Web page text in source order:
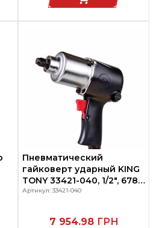
Пневматический
гайковерт ударный KING
TONY 33421-040, 1/2", 678
Нм
Артикул: 33421-040
7 954.98 ГРН